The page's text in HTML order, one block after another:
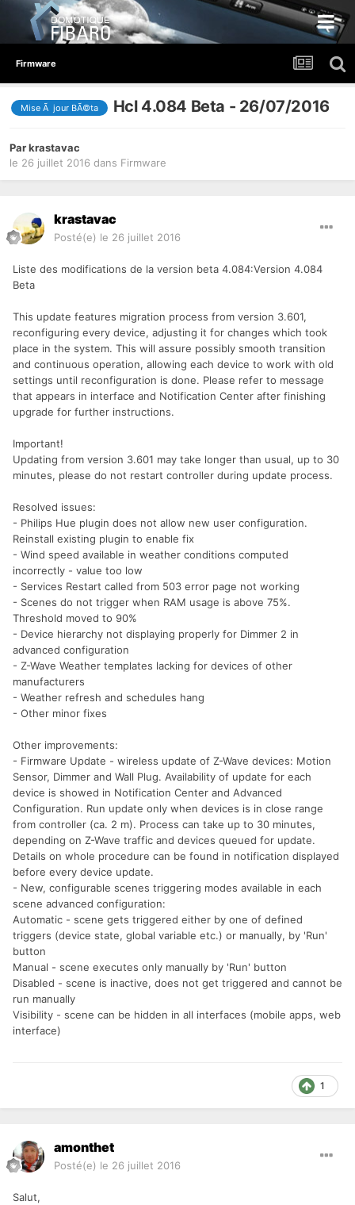
Firmware
Mise Ã jour BÃ©ta Hcl 4.084 Beta - 26/07/2016
Parkrastavac
le 26 juillet 2016 dans Firmware
krastavac
Posté(e) le 26 juillet 2016
Liste des modifications de la version beta 4.084:Version 4.084
Beta
This update features migration process from version 3.601,
reconfiguring every device, adjusting it for changes which took
place in the system. This will assure possibly smooth transition
and continuous operation, allowing each device to work with old
settings until reconfiguration is done. Please refer to message
that appears in interface and Notification Center after finishing
upgrade for further instructions.
Important!
Updating from version 3.601 may take longer than usual, up to 30
minutes, please do not restart controller during update process.
Resolved issues:
- Philips Hue plugin does not allow new user configuration.
Reinstall existing plugin to enable fix
- Wind speed available in weather conditions computed
incorrectly - value too low
- Services Restart called from 503 error page not working
- Scenes do not trigger when RAM usage is above 75%.
Threshold moved to 90%
- Device hierarchy not displaying properly for Dimmer 2 in
advanced configuration
- Z-Wave Weather templates lacking for devices of other
manufacturers
- Weather refresh and schedules hang
- Other minor fixes
Other improvements:
- Firmware Update - wireless update of Z-Wave devices: Motion
Sensor, Dimmer and Wall Plug. Availability of update for each
device is showed in Notification Center and Advanced
Configuration. Run update only when devices is in close range
from controller (ca. 2 m). Process can take up to 30 minutes,
depending on Z-Wave traffic and devices queued for update.
Details on whole procedure can be found in notification displayed
before every device update.
- New, configurable scenes triggering modes available in each
scene advanced configuration:
Automatic - scene gets triggered either by one of defined
triggers (device state, global variable etc.) or manually, by 'Run'
button
Manual - scene executes only manually by 'Run' button
Disabled - scene is inactive, does not get triggered and cannot be
run manually
Visibility - scene can be hidden in all interfaces (mobile apps, web
interface)
1
amonthet
Posté(e) le 26 juillet 2016
Salut,